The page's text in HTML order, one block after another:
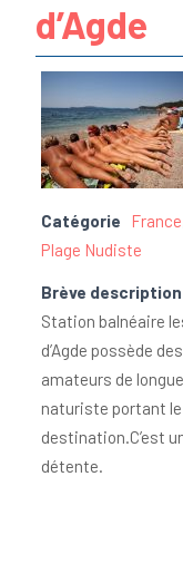
d’Agde
Catégorie France
Plage Nudiste
Brève description
Station balnéaire
d’Agde possède
amateurs de
naturiste portant
destination.C’est
détente.